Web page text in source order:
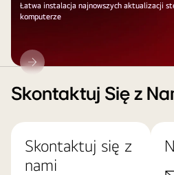
Łatwa instalacja najnowszych aktualizacji
komputerze
LG
Update
Skontaktuj Się z
Skontaktuj się z
nami